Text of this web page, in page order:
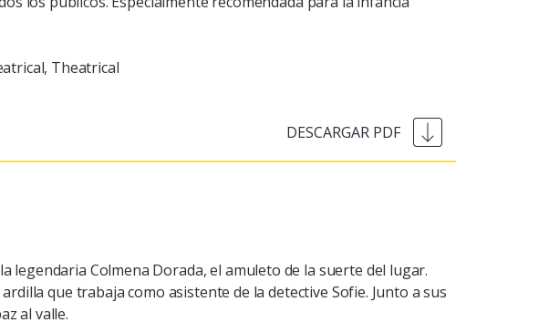
Theatrical
legendaria Colmena Dorada, el amuleto de la suerte del lugar.
que trabaja como asistente de la detective Sofie. Junto a sus
al valle.